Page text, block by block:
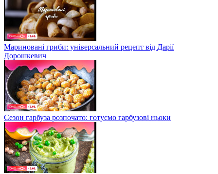
Мариновані гриби: універсальний рецепт від Дарії
Дорошкевич
Сезон гарбуза розпочато: готуємо гарбузові ньоки